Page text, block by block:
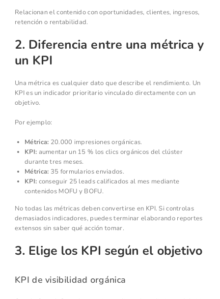
Relacionan el contenido con oportunidades, clientes, ingresos,
retención o rentabilidad.
2. Diferencia entre una métrica y
un KPI
Una métrica es cualquier dato que describe el rendimiento. Un
KPI es un indicador prioritario vinculado directamente con un
objetivo.
Por ejemplo:
Métrica: 20.000 impresiones orgánicas.
KPI: aumentar un 15 % los clics orgánicos del clúster
durante tres meses.
Métrica: 35 formularios enviados.
KPI: conseguir 25 leads calificados al mes mediante
contenidos MOFU y BOFU.
No todas las métricas deben convertirse en KPI. Si controlas
demasiados indicadores, puedes terminar elaborando reportes
extensos sin saber qué acción tomar.
3. Elige los KPI según el objetivo
KPI de visibilidad orgánica